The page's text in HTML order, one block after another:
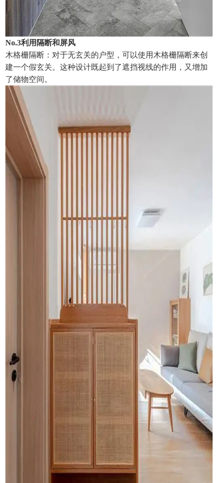
No.3利用隔断和屏风
木格栅隔断：对于无玄关的户型，可以使用木格栅隔断来创
建一个假玄关。这种设计既起到了遮挡视线的作用，又增加
了储物空间。